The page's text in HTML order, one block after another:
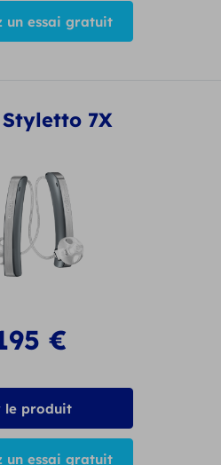
un essai gratuit
7X
€
le produit
un essai gratuit